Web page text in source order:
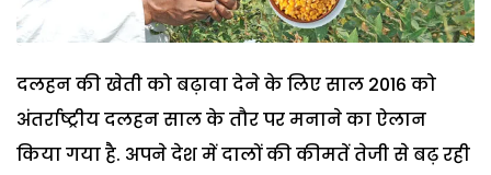
दलहन की खेती को बढ़ावा देने के लिए साल 2016 को
अंतर्राष्ट्रीय दलहन साल के तौर पर मनाने का ऐलान
किया गया है. अपने देश में दालों की कीमतें तेजी से बढ़ रही